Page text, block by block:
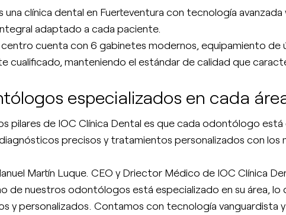
una clínica dental en Fuerteventura con tecnología
adaptado a cada paciente.
centro cuenta con 6 gabinetes modernos, equipamiento de
cualificado, manteniendo el estándar de calidad que
especializados en cada
pilares de IOC Clínica Dental es que cada odontólogo
precisos y tratamientos personalizados con los
Martín Luque. CEO y Driector Médico de IOC Clínica
de nuestros odontólogos está especializado en su área,
y personalizados. Contamos con tecnología vanguardista